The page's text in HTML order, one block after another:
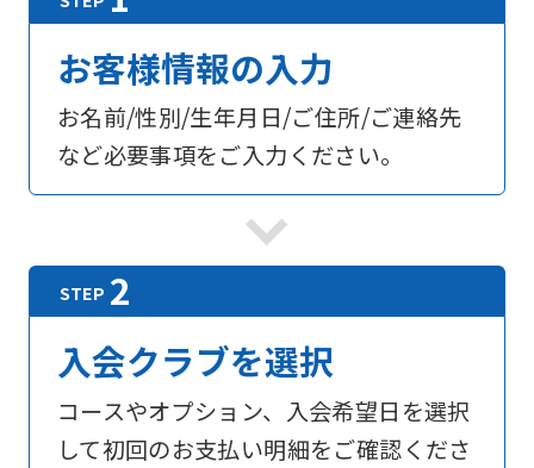
お客様情報の入力
お名前/性別/生年月日/ご住所/ご連絡先
など必要事項をご入力ください。
入会クラブを選択
コースやオプション、入会希望日を選択
して初回のお支払い明細をご確認くださ